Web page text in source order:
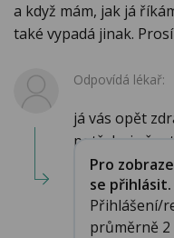
a když mám, jak já
také vypadá jinak.
Odpovídá lékař:
já vás opět
potřebuje
Pro
se přihlásit.
Přihlášení/
průměrně 2